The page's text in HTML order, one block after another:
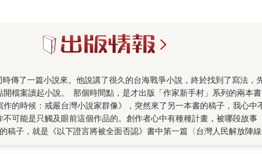
檔案讀起小說。 那個時間點，是才出版「作家新手村」系列的兩本
的時候：戒嚴台灣小說家群像》，突然來了另一本書的稿子，我心中
可能是只觸及眼前這個作品的。創作者心中有種種計畫，被哪段故
子，就是《以下證言將被全面否認》書中第一篇〈台灣人民解放陣